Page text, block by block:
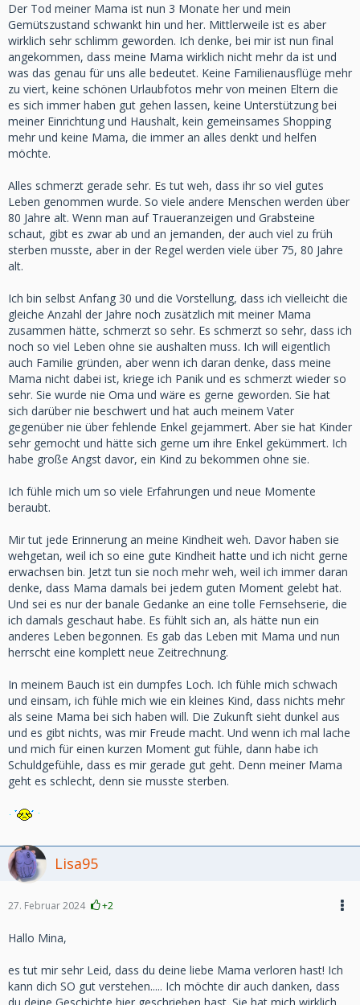
Der Tod meiner Mama ist nun 3 Monate her und mein
Gemütszustand schwankt hin und her. Mittlerweile ist es aber
wirklich sehr schlimm geworden. Ich denke, bei mir ist nun final
angekommen, dass meine Mama wirklich nicht mehr da ist und
was das genau für uns alle bedeutet. Keine Familienausflüge mehr
zu viert, keine schönen Urlaubfotos mehr von meinen Eltern die
es sich immer haben gut gehen lassen, keine Unterstützung bei
meiner Einrichtung und Haushalt, kein gemeinsames Shopping
mehr und keine Mama, die immer an alles denkt und helfen
möchte.
Alles schmerzt gerade sehr. Es tut weh, dass ihr so viel gutes
Leben genommen wurde. So viele andere Menschen werden über
80 Jahre alt. Wenn man auf Traueranzeigen und Grabsteine
schaut, gibt es zwar ab und an jemanden, der auch viel zu früh
sterben musste, aber in der Regel werden viele über 75, 80 Jahre
alt.
Ich bin selbst Anfang 30 und die Vorstellung, dass ich vielleicht die
gleiche Anzahl der Jahre noch zusätzlich mit meiner Mama
zusammen hätte, schmerzt so sehr. Es schmerzt so sehr, dass ich
noch so viel Leben ohne sie aushalten muss. Ich will eigentlich
auch Familie gründen, aber wenn ich daran denke, dass meine
Mama nicht dabei ist, kriege ich Panik und es schmerzt wieder so
sehr. Sie wurde nie Oma und wäre es gerne geworden. Sie hat
sich darüber nie beschwert und hat auch meinem Vater
gegenüber nie über fehlende Enkel gejammert. Aber sie hat Kinder
sehr gemocht und hätte sich gerne um ihre Enkel gekümmert. Ich
habe große Angst davor, ein Kind zu bekommen ohne sie.
Ich fühle mich um so viele Erfahrungen und neue Momente
beraubt.
Mir tut jede Erinnerung an meine Kindheit weh. Davor haben sie
wehgetan, weil ich so eine gute Kindheit hatte und ich nicht gerne
erwachsen bin. Jetzt tun sie noch mehr weh, weil ich immer daran
denke, dass Mama damals bei jedem guten Moment gelebt hat.
Und sei es nur der banale Gedanke an eine tolle Fernsehserie, die
ich damals geschaut habe. Es fühlt sich an, als hätte nun ein
anderes Leben begonnen. Es gab das Leben mit Mama und nun
herrscht eine komplett neue Zeitrechnung.
In meinem Bauch ist ein dumpfes Loch. Ich fühle mich schwach
und einsam, ich fühle mich wie ein kleines Kind, dass nichts mehr
als seine Mama bei sich haben will. Die Zukunft sieht dunkel aus
und es gibt nichts, was mir Freude macht. Und wenn ich mal lache
und mich für einen kurzen Moment gut fühle, dann habe ich
Schuldgefühle, dass es mir gerade gut geht. Denn meiner Mama
geht es schlecht, denn sie musste sterben.
Lisa95
27. Februar 2024 +2
Hallo Mina,
es tut mir sehr Leid, dass du deine liebe Mama verloren hast! Ich
kann dich SO gut verstehen..... Ich möchte dir auch danken, dass